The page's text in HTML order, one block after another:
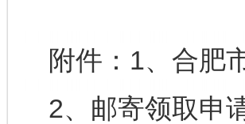
附件：1、合肥
2、邮寄领取申